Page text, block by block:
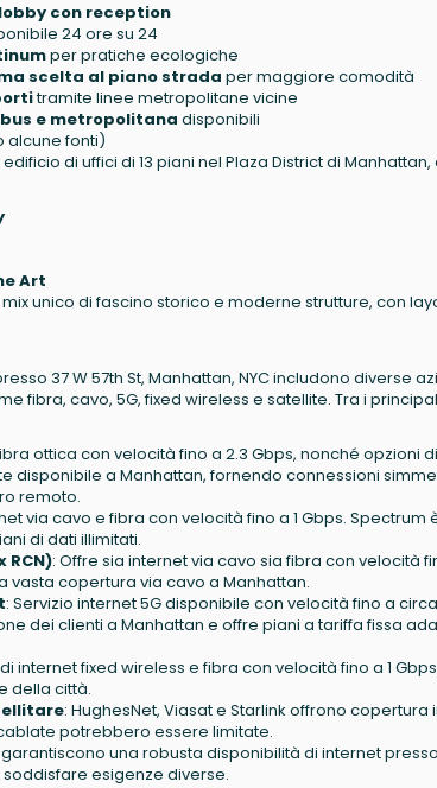
lobby con reception
24 ore su 24
per pratiche ecologiche
scelta al piano strada per maggiore comodità
tramite linee metropolitane vicine
e metropolitana disponibili
alcune fonti)
di uffici di 13 piani nel Plaza District di
Art
unico di fascino storico e moderne strutture, con
37 W 57th St, Manhattan, NYC includono diverse
fibra, cavo, 5G, fixed wireless e satellite. Tra i
ottica con velocità fino a 2.3 Gbps, nonché opzioni
disponibile a Manhattan, fornendo connessioni
remoto.
via cavo e fibra con velocità fino a 1 Gbps. Spectrum
di dati illimitati.
RCN): Offre sia internet via cavo sia fibra con velocità
vasta copertura via cavo a Manhattan.
: Servizio internet 5G disponibile con velocità fino a
dei clienti a Manhattan e offre piani a tariffa fissa
internet fixed wireless e fibra con velocità fino a 1
della città.
: HughesNet, Viasat e Starlink offrono
potrebbero essere limitate.
una robusta disponibilità di internet
esigenze diverse.